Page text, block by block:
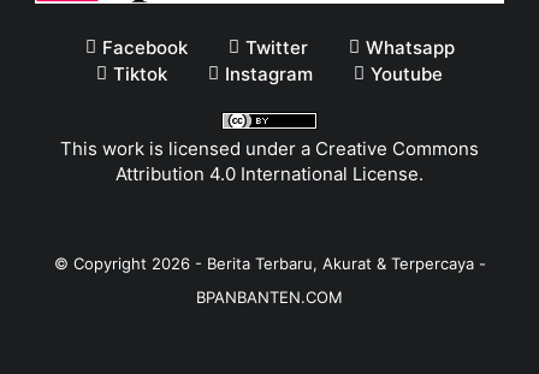
Facebook Twitter
Whatsapp
Tiktok
Instagram Youtube
This work is licensed under a Creative Commons
Attribution 4.0 International License.
© Copyright 2026- Berita Terbaru, Akurat & Terpercaya -
BPANBANTEN.COM